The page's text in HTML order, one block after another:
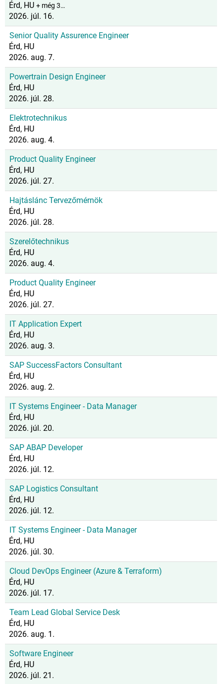
Érd, HU + még 3…
2026. júl. 16.
Senior Quality Assurence Engineer
Érd, HU
2026. aug. 7.
Powertrain Design Engineer
Érd, HU
2026. júl. 28.
Elektrotechnikus
Érd, HU
2026. aug. 4.
Product Quality Engineer
Érd, HU
2026. júl. 27.
Hajtáslánc Tervezőmérnök
Érd, HU
2026. júl. 28.
Szerelőtechnikus
Érd, HU
2026. aug. 4.
Product Quality Engineer
Érd, HU
2026. júl. 27.
IT Application Expert
Érd, HU
2026. aug. 3.
SAP SuccessFactors Consultant
Érd, HU
2026. aug. 2.
IT Systems Engineer - Data Manager
Érd, HU
2026. júl. 20.
SAP ABAP Developer
Érd, HU
2026. júl. 12.
SAP Logistics Consultant
Érd, HU
2026. júl. 12.
IT Systems Engineer - Data Manager
Érd, HU
2026. júl. 30.
Cloud DevOps Engineer (Azure & Terraform)
Érd, HU
2026. júl. 17.
Team Lead Global Service Desk
Érd, HU
2026. aug. 1.
Software Engineer
Érd, HU
2026. júl. 21.